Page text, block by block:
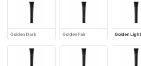
Golden Dark Golden Fair Golden Light